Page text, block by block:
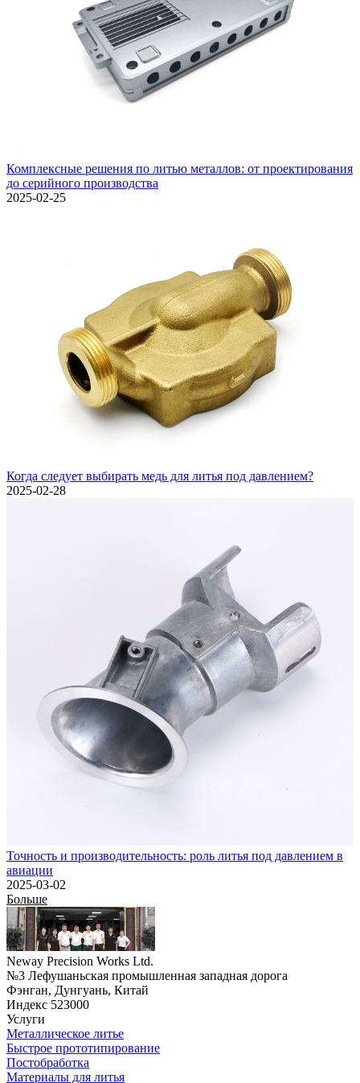
Комплексные решения по литью металлов: от проектирования
до серийного производства
2025-02-25
Когда следует выбирать медь для литья под давлением?
2025-02-28
Точность и производительность: роль литья под давлением в
авиации
2025-03-02
Больше
Neway Precision Works Ltd.
№3 Лефушаньская промышленная западная дорога
Фэнган, Дунгуань, Китай
Индекс 523000
Услуги
Металлическое литье
Быстрое прототипирование
Постобработка
Материалы для литья